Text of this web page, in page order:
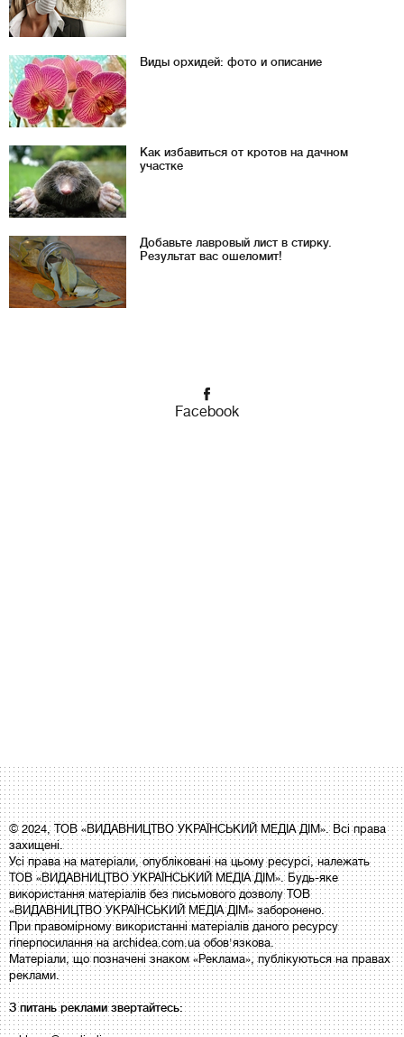
Виды орхидей: фото и описание
Как избавиться от кротов на дачном
участке
Добавьте лавровый лист в стирку.
Результат вас ошеломит!
Facebook
© 2024, ТОВ «ВИДАВНИЦТВО УКРАЇНСЬКИЙ МЕДІА ДІМ». Всі права
захищені.
Усі права на матеріали, опубліковані на цьому ресурсі, належать
ТОВ «ВИДАВНИЦТВО УКРАЇНСЬКИЙ МЕДІА ДІМ». Будь-яке
використання матеріалів без письмового дозволу ТОВ
«ВИДАВНИЦТВО УКРАЇНСЬКИЙ МЕДІА ДІМ» заборонено.
При правомірному використанні матеріалів даного ресурсу
гіперпосилання на archidea.com.ua обов'язкова.
Матеріали, що позначені знаком «Реклама», публікуються на правах
реклами.
З питань реклами звертайтесь: